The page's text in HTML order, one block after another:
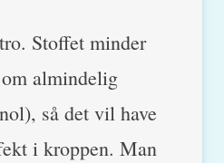
Stoffet minder
almindelig
så det vil have
i kroppen. Man